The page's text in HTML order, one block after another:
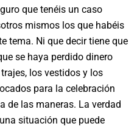
que tenéis un caso
mismos los que habéis
tema. Ni que decir tiene que
se haya perdido dinero
los vestidos y los
para la celebración
de las maneras. La verdad
situación que puede